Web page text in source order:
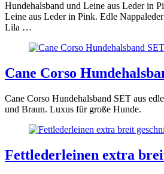
Hundehalsband und Leine aus Leder in
Leine aus Leder in Pink. Edle
Lila …
Cane Corso
Cane Corso Hundehalsband SET aus
und Braun. Luxus für große Hunde.
Fettlederleinen extra